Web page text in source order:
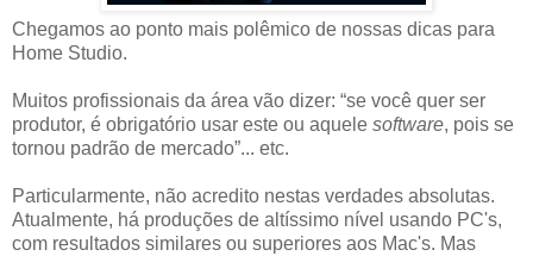
Chegamos ao ponto mais polêmico de nossas dicas para
Home Studio.
Muitos profissionais da área vão dizer: “se você quer ser
produtor, é obrigatório usar este ou aquele software, pois se
tornou padrão de mercado”... etc.
Particularmente, não acredito nestas verdades absolutas.
Atualmente, há produções de altíssimo nível usando PC's,
com resultados similares ou superiores aos Mac's. Mas